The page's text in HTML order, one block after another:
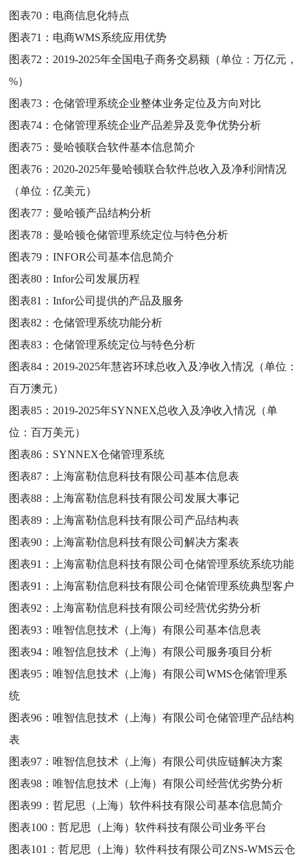
图表70： 电商信息化特点
图表71： 电商WMS系统应用优势
图表72： 2019-2025年全国电子商务交易额（单位：万亿元，
%）
图表73：仓储管理系统企业整体业务定位及方向对比
图表74：仓储管理系统企业产品差异及竞争优势分析
图表75： 曼哈顿联合软件基本信息简介
图表76： 2020-2025年曼哈顿联合软件总收入及净利润情况
（单位：亿美元）
图表77： 曼哈顿产品结构分析
图表78： 曼哈顿仓储管理系统定位与特色分析
图表79：INFOR公司基本信息简介
图表80：Infor公司发展历程
图表81：Infor公司提供的产品及服务
图表82：仓储管理系统功能分析
图表83：仓储管理系统定位与特色分析
图表84： 2019-2025年慧咨环球总收入及净收入情况（单位：
百万澳元）
图表85： 2019-2025年SYNNEX总收入及净收入情况（单
位：百万美元）
图表86： SYNNEX仓储管理系统
图表87：
上海富勒信息科技有限公司基本信息表
图表88：
上海富勒信息科技有限公司发展大事记
图表89：
上海富勒信息科技有限公司产品结构表
图表90：
上海富勒信息科技有限公司解决方案表
图表91：
上海富勒信息科技有限公司仓储管理系统系统功能
图表91：
上海富勒信息科技有限公司仓储管理系统典型客户
图表92：
上海富勒信息科技有限公司经营优劣势分析
图表93： 唯智信息技术（上海）有限公司基本信息表
图表94： 唯智信息技术（上海）有限公司服务项目分析
图表95： 唯智信息技术（上海）有限公司WMS仓储管理系
统
图表96： 唯智信息技术（上海）有限公司仓储管理产品结构
表
图表97： 唯智信息技术（上海）有限公司供应链解决方案
图表98： 唯智信息技术（上海）有限公司经营优劣势分析
图表99：哲尼思（上海）软件科技有限公司基本信息简介
图表100：哲尼思（上海）软件科技有限公司业务平台
图表101：哲尼思（上海）软件科技有限公司ZNS-WMS云仓